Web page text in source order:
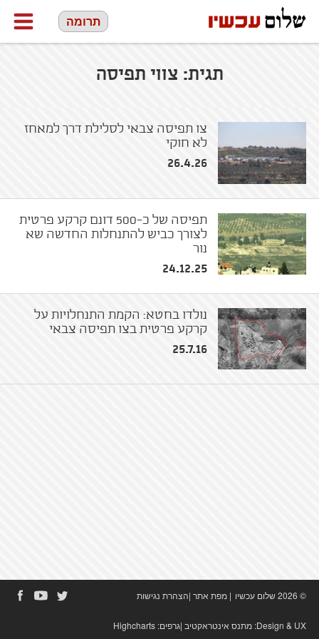
תרומה
תגית: צווי תפיסה
צו תפיסה צבאי לסלילת דרך למאחז
לא חוקי
26.4.26
תפיסה של כ-500 דונם קרקע פרטית
לצורך כביש להתנחלות החדשה שא
נור
24.12.25
נולדו בחטא: הקמת התנחלויות על
קרקע פרטית בצו תפיסה צבאי
25.7.16
© 2026 שלום עכשיו | מפת אתר|הצהרת נגישות
Design & UX: מתנס אינטראקטיב|גרפים: Highcharts